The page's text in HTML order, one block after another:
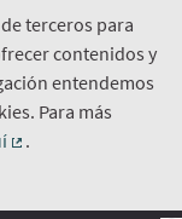
terceros para
contenidos y
entendemos
Para más
.